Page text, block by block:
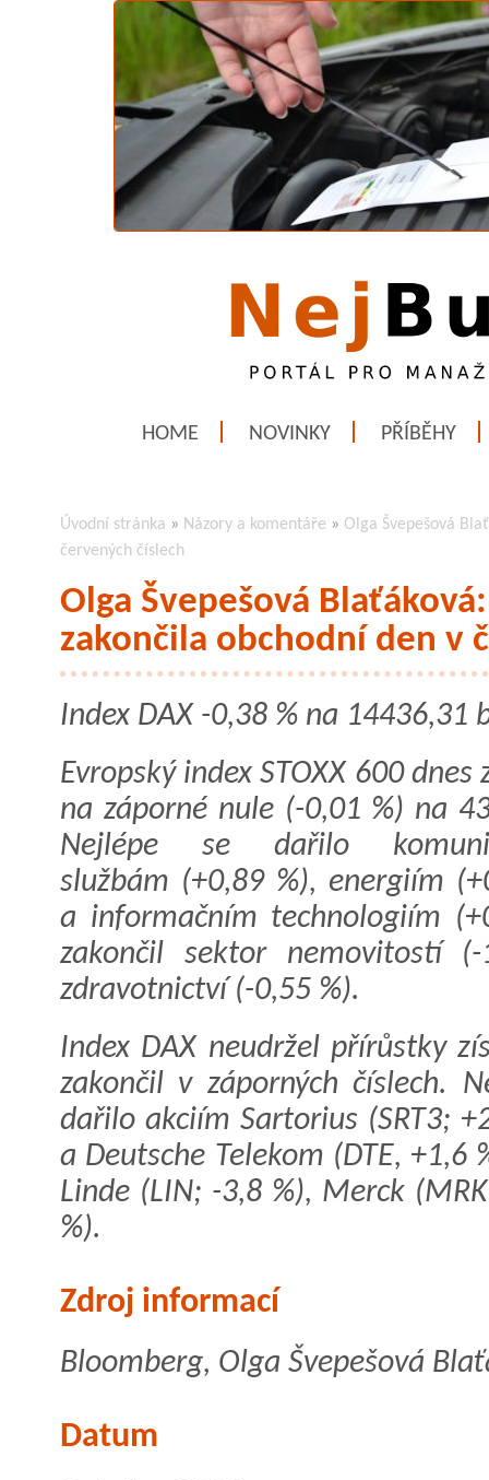
HOME NOVINKY PŘÍBĚHY
Úvodní stránka » Názory a komentáře » Olga Švepešová
červených číslech
Olga Švepešová
zakončila obchodní den v
Index DAX -0,38 % na 14436,31
Evropský index STOXX 600 dnes
na záporné nule (-0,01 %) na
Nejlépe se dařilo
službám (+0,89 %), energiím
a informačním technologiím
zakončil sektor nemovitostí
zdravotnictví (-0,55 %).
Index DAX neudržel přírůstky
zakončil v záporných číslech.
dařilo akciím Sartorius (SRT3;
a Deutsche Telekom (DTE,
Linde (LIN; -3,8 %), Merck
%).
Zdroj informací
Bloomberg, Olga Švepešová
Datum